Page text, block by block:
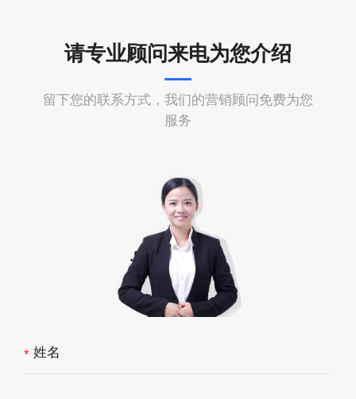
请专业顾问来电为您介绍
留下您的联系方式，我们的营销顾问免费为您
服务
*